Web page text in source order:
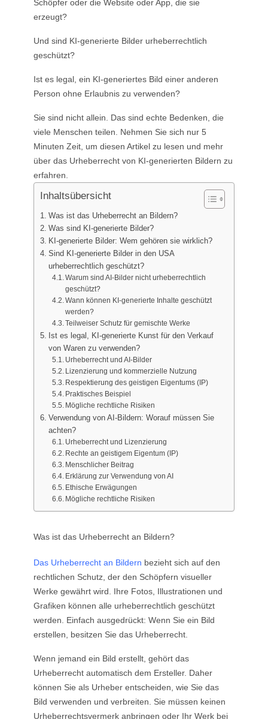
KI-Tattoo-Generator
KI-Avatar-Generator
KI-Posen-Generator
Schöpfer oder die Website oder App, die sie
erzeugt?
Und sind KI-generierte Bilder urheberrechtlich
geschützt?
Ist es legal, ein KI-generiertes Bild einer anderen
Person ohne Erlaubnis zu verwenden?
Sie sind nicht allein. Das sind echte Bedenken, die
viele Menschen teilen. Nehmen Sie sich nur 5
Minuten Zeit, um diesen Artikel zu lesen und mehr
über das Urheberrecht von KI-generierten Bildern zu
erfahren.
Inhaltsübersicht
Was ist das Urheberrecht an Bildern?
Was sind KI-generierte Bilder?
KI-generierte Bilder: Wem gehören sie wirklich?
Sind KI-generierte Bilder in den USA
urheberrechtlich geschützt?
Warum sind AI-Bilder nicht urheberrechtlich
geschützt?
Wann können KI-generierte Inhalte geschützt
werden?
Teilweiser Schutz für gemischte Werke
Ist es legal, KI-generierte Kunst für den Verkauf
von Waren zu verwenden?
Urheberrecht und AI-Bilder
Lizenzierung und kommerzielle Nutzung
Respektierung des geistigen Eigentums (IP)
Praktisches Beispiel
Mögliche rechtliche Risiken
Verwendung von AI-Bildern: Worauf müssen Sie
achten?
Urheberrecht und Lizenzierung
Rechte an geistigem Eigentum (IP)
Menschlicher Beitrag
Erklärung zur Verwendung von AI
Ethische Erwägungen
Mögliche rechtliche Risiken
Was ist das Urheberrecht an Bildern?
Das Urheberrecht an Bildern bezieht sich auf den
rechtlichen Schutz, der den Schöpfern visueller
Werke gewährt wird. Ihre Fotos, Illustrationen und
Grafiken können alle urheberrechtlich geschützt
werden. Einfach ausgedrückt: Wenn Sie ein Bild
erstellen, besitzen Sie das Urheberrecht.
Wenn jemand ein Bild erstellt, gehört das
Urheberrecht automatisch dem Ersteller. Daher
können Sie als Urheber entscheiden, wie Sie das
Bild verwenden und verbreiten. Sie müssen keinen
Urheberrechtsvermerk anbringen oder Ihr Werk bei